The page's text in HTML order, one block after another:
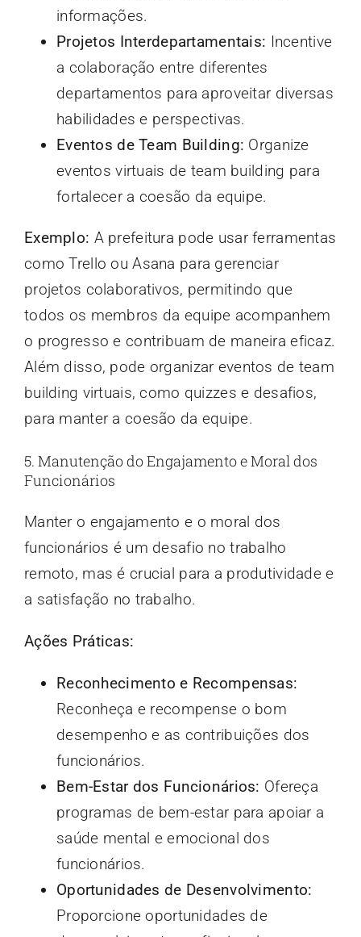
informações.
Projetos Interdepartamentais: Incentive
a colaboração entre diferentes
departamentos para aproveitar diversas
habilidades e perspectivas.
Eventos de Team Building: Organize
eventos virtuais de team building para
fortalecer a coesão da equipe.
Exemplo: A prefeitura pode usar ferramentas
como Trello ou Asana para gerenciar
projetos colaborativos, permitindo que
todos os membros da equipe acompanhem
o progresso e contribuam de maneira eficaz.
Além disso, pode organizar eventos de team
building virtuais, como quizzes e desafios,
para manter a coesão da equipe.
5. Manutenção do Engajamento e Moral dos
Funcionários
Manter o engajamento e o moral dos
funcionários é um desafio no trabalho
remoto, mas é crucial para a produtividade e
a satisfação no trabalho.
Ações Práticas:
Reconhecimento e Recompensas:
Reconheça e recompense o bom
desempenho e as contribuições dos
funcionários.
Bem-Estar dos Funcionários: Ofereça
programas de bem-estar para apoiar a
saúde mental e emocional dos
funcionários.
Oportunidades de Desenvolvimento:
Proporcione oportunidades de